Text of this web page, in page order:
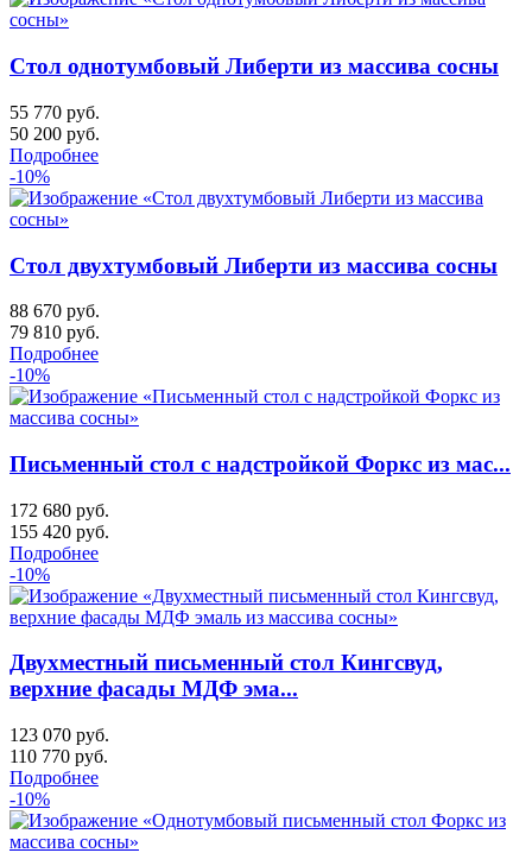
Стол однотумбовый Либерти из массива сосны
55 770 руб.
50 200 руб.
Подробнее
-10%
Стол двухтумбовый Либерти из массива сосны
88 670 руб.
79 810 руб.
Подробнее
-10%
Письменный стол с надстройкой Форкс из мас...
172 680 руб.
155 420 руб.
Подробнее
-10%
Двухместный письменный стол Кингсвуд,
верхние фасады МДФ эма...
123 070 руб.
110 770 руб.
Подробнее
-10%